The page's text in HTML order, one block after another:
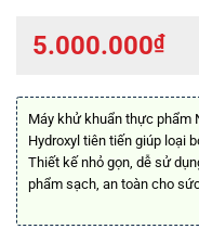
5.000.000₫
Máy khử khuẩn thực phẩm
Hydroxyl tiên tiến giúp loại
Thiết kế nhỏ gọn, dễ sử
phẩm sạch, an toàn cho